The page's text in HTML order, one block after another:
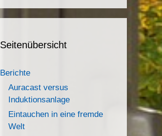
Seitenübersicht
Berichte
Auracast versus
Induktionsanlage
Eintauchen in eine fremde
Welt